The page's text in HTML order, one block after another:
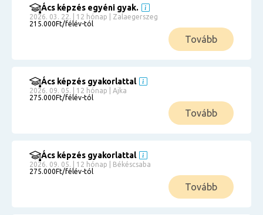
Ács képzés egyéni gyak.
2026. 03. 22. | 12 hónap | Zalaegerszeg
215.000Ft/félév-tól
Tovább
Ács képzés gyakorlattal
2026. 09. 05. | 12 hónap | Ajka
275.000Ft/félév-tól
Tovább
Ács képzés gyakorlattal
2026. 09. 05. | 12 hónap | Békéscsaba
275.000Ft/félév-tól
Tovább